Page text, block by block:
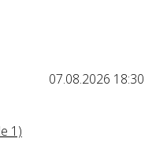
07.08.2026 18:30
1)